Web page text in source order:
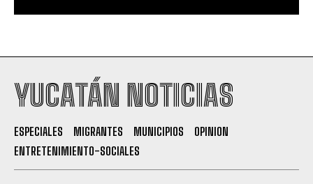
YUCATÁN NOTICIAS
ESPECIALES MIGRANTES MUNICIPIOS
OPINION
ENTRETENIMIENTO-SOCIALES